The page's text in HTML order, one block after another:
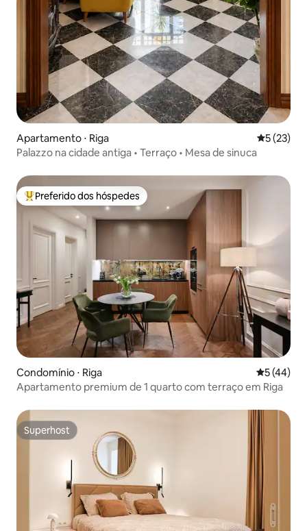
Apartamento ⋅ Riga 5 de uma
5 (23)
Palazzo na cidade antiga • Terraço • Mesa de sinuca
Entre os melhores preferidos dos hóspedes
Preferido dos hóspedes
Condomínio ⋅ Riga 5 de uma
5 (44)
Apartamento premium de 1 quarto com terraço em Riga
Superhost
Superhost